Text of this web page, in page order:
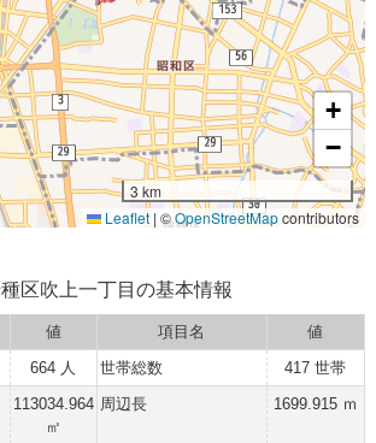
+
−
3 km
Leaflet | ©OpenStreetMapcontributors
区吹上一丁目の基本情報
値 項目名
値
664 人 世帯総数
417 世帯
113034.964
㎡
周辺長 1699.915 ｍ